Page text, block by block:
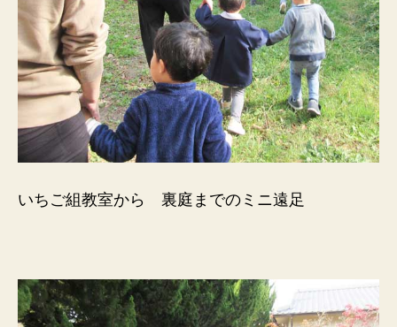
いちご組教室から 裏庭までのミニ遠足